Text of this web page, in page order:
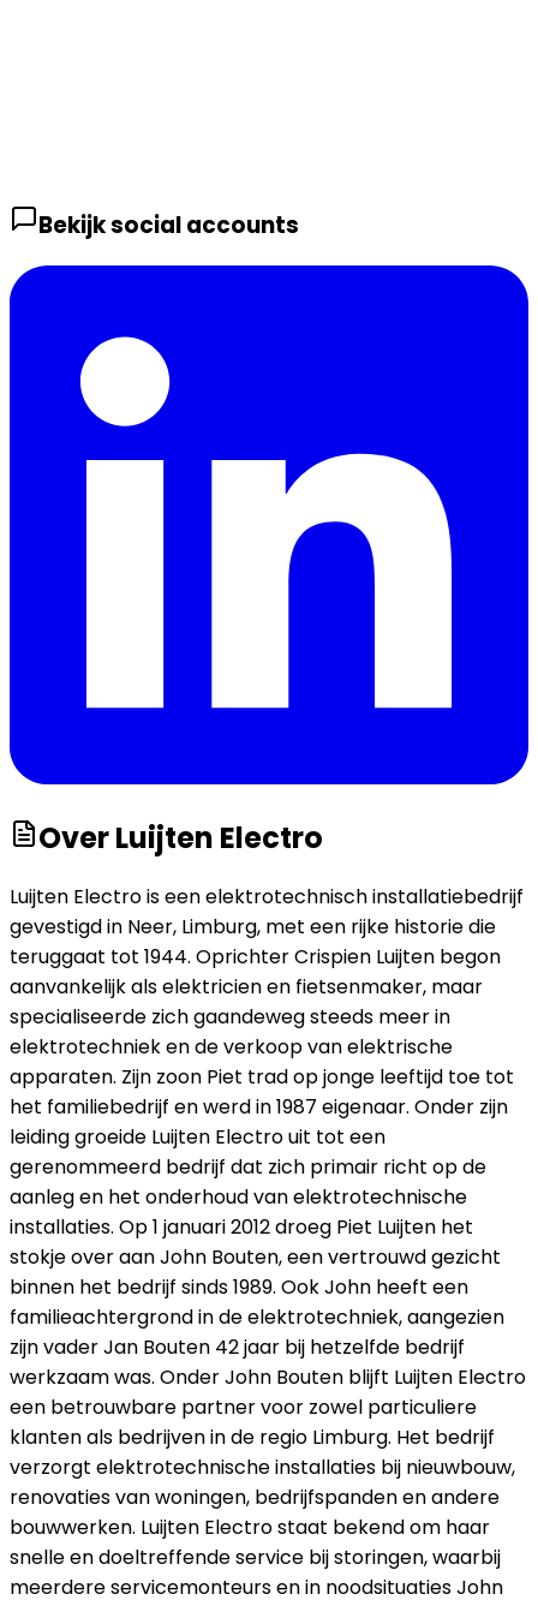
Bekijk social accounts
OverLuijten Electro
Luijten Electro is een elektrotechnisch installatiebedrijf
gevestigd in Neer, Limburg, met een rijke historie die
teruggaat tot 1944. Oprichter Crispien Luijten begon
aanvankelijk als elektricien en fietsenmaker, maar
specialiseerde zich gaandeweg steeds meer in
elektrotechniek en de verkoop van elektrische
apparaten. Zijn zoon Piet trad op jonge leeftijd toe tot
het familiebedrijf en werd in 1987 eigenaar. Onder zijn
leiding groeide Luijten Electro uit tot een
gerenommeerd bedrijf dat zich primair richt op de
aanleg en het onderhoud van elektrotechnische
installaties. Op 1 januari 2012 droeg Piet Luijten het
stokje over aan John Bouten, een vertrouwd gezicht
binnen het bedrijf sinds 1989. Ook John heeft een
familieachtergrond in de elektrotechniek, aangezien
zijn vader Jan Bouten 42 jaar bij hetzelfde bedrijf
werkzaam was. Onder John Bouten blijft Luijten Electro
een betrouwbare partner voor zowel particuliere
klanten als bedrijven in de regio Limburg. Het bedrijf
verzorgt elektrotechnische installaties bij nieuwbouw,
renovaties van woningen, bedrijfspanden en andere
bouwwerken. Luijten Electro staat bekend om haar
snelle en doeltreffende service bij storingen, waarbij
meerdere servicemonteurs en in noodsituaties John